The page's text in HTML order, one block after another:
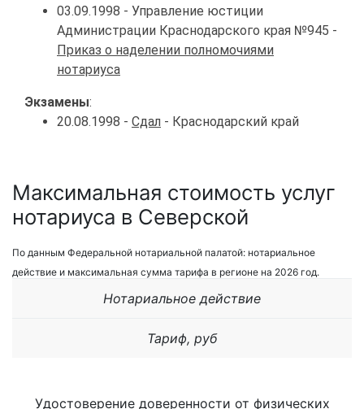
03.09.1998 - Управление юстиции
Администрации Краснодарского края №945 -
Приказ о наделении полномочиями
нотариуса
Экзамены:
20.08.1998 - Сдал - Краснодарский край
Максимальная стоимость услуг
нотариуса в Северской
По данным Федеральной нотариальной палатой: нотариальное
действие и максимальная сумма тарифа в регионе на 2026 год.
Нотариальное действие
Тариф, руб
Удостоверение доверенности от физических